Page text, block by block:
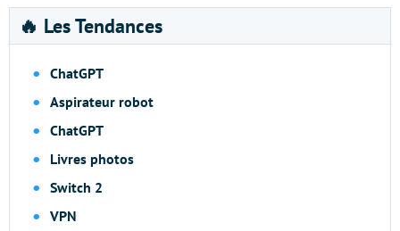
🔥 Les Tendances
ChatGPT
Aspirateur robot
ChatGPT
Livres photos
Switch 2
VPN